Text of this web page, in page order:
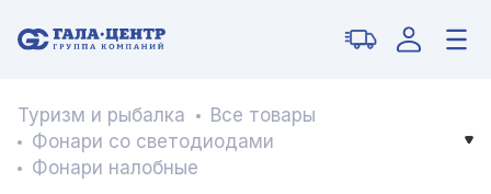
Туризм и рыбалка
Все товары
Фонари со светодиодами
Фонари налобные